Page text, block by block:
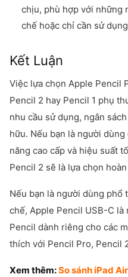
chịu, phù hợp với những
chế hoặc chỉ cần sử
Kết Luận
Việc lựa chọn Apple Pencil
Pencil 2 hay Pencil 1 phụ
nhu cầu sử dụng, ngân
hữu. Nếu bạn là người
năng cao cấp và hiệu suất
Pencil 2 sẽ là lựa chọn
Nếu bạn là người dùng phổ
chế, Apple Pencil USB-C là
Pencil dành riêng cho các
thích với Pencil Pro, Pencil
Xem thêm:So sánh iPad